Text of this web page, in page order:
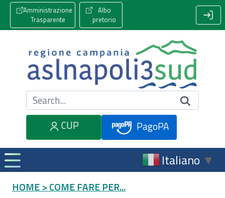
Amministrazione
Trasparente
Albo
pretorio
Cerca nel sito
CUP
PagoPA
Italiano ▼
HOME > COME FARE PER...